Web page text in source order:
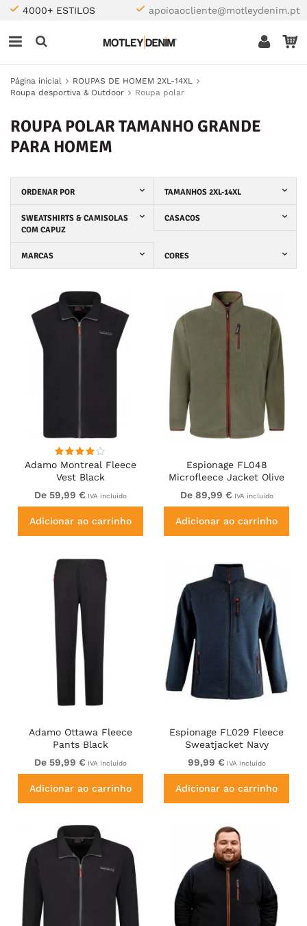
4000+ ESTILOS apoioaocliente@motleydenim.pt
Página inicial
ROUPAS DE HOMEM 2XL-14XL
Roupa desportiva & Outdoor
Roupa polar
ROUPA POLAR TAMANHO GRANDE
PARA HOMEM
ORDENAR POR TAMANHOS 2XL-14XL
SWEATSHIRTS & CAMISOLAS
COM CAPUZ
CASACOS
MARCAS CORES
Adamo Montreal Fleece
Vest Black
De 59,99 € IVA incluído
Adicionar ao carrinho
Espionage FL048
Microfleece Jacket Olive
Green
De 89,99 € IVA incluído
Adicionar ao carrinho
Adamo Ottawa Fleece
Pants Black
De 59,99 € IVA incluído
Adicionar ao carrinho
Espionage FL029 Fleece
Sweatjacket Navy
99,99 € IVA incluído
Adicionar ao carrinho